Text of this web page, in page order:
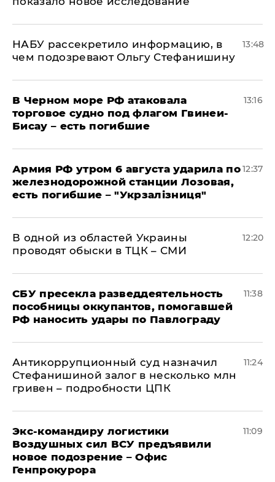
НАБУ рассекретило информацию, в
чем подозревают Ольгу Стефанишину
13:48
В Черном море РФ атаковала
торговое судно под флагом Гвинеи-
Бисау – есть погибшие
13:16
Армия РФ утром 6 августа ударила по
железнодорожной станции Лозовая,
есть погибшие – "Укрзалізниця"
12:37
В одной из областей Украины
проводят обыски в ТЦК – СМИ
12:20
СБУ пресекла разведдеятельность
пособницы оккупантов, помогавшей
РФ наносить удары по Павлограду
11:38
Антикоррупционный суд назначил
Стефанишиной залог в несколько млн
гривен – подробности ЦПК
11:24
Экс-командиру логистики
Воздушных сил ВСУ предъявили
новое подозрение – Офис
Генпрокурора
11:09